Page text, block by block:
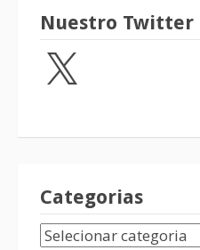
Nuestro Twitter
Categorias